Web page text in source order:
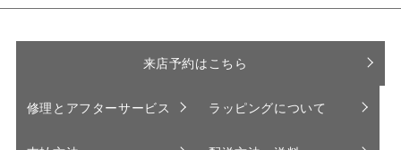
来店予約はこちら
修理とアフターサービス ラッピングについて